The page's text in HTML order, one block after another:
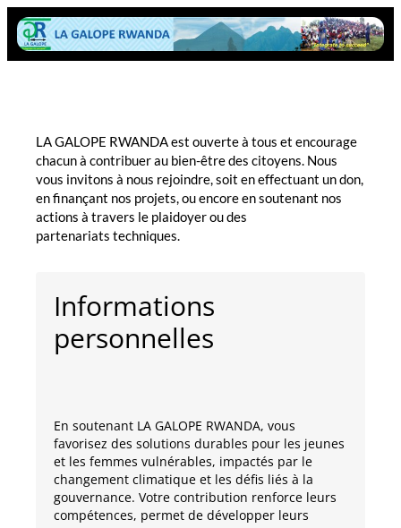
LA GALOPE RWANDA est ouverte à tous et encourage
chacun à contribuer au bien-être des citoyens. Nous
vous invitons à nous rejoindre, soit en effectuant un don,
en finançant nos projets, ou encore en soutenant nos
actions à travers le plaidoyer ou des
partenariats techniques.
Informations
personnelles
En soutenant LA GALOPE RWANDA, vous
favorisez des solutions durables pour les jeunes
et les femmes vulnérables, impactés par le
changement climatique et les défis liés à la
gouvernance. Votre contribution renforce leurs
compétences, permet de développer leurs